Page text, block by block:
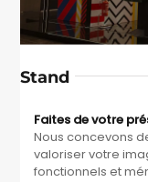
Stand
Faites de votre
Nous concevons
valoriser votre
fonctionnels et